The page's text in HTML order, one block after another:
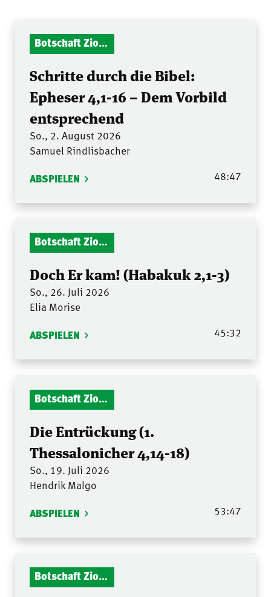
Botschaft Zionshalle
Schritte durch die Bibel:
Epheser 4,1-16 – Dem Vorbild
entsprechend
So., 2. August 2026
Samuel Rindlisbacher
ABSPIELEN 48:47
Botschaft Zionshalle
Doch Er kam! (Habakuk 2,1-3)
So., 26. Juli 2026
Elia Morise
ABSPIELEN 45:32
Botschaft Zionshalle
Die Entrückung (1.
Thessalonicher 4,14-18)
So., 19. Juli 2026
Hendrik Malgo
ABSPIELEN 53:47
Botschaft Zionshalle